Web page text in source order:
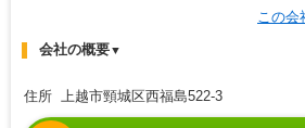
この会
会社の概要▼
住所 上越市頸城区西福島522-3